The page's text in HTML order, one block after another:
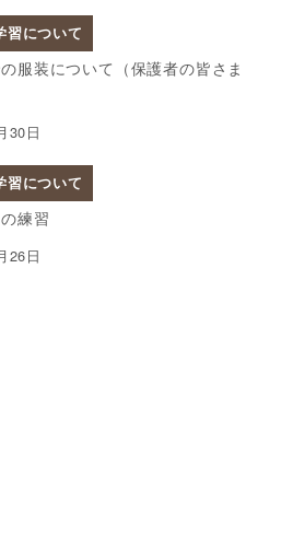
習について
服装について（保護者の皆さま
30日
習について
練習
26日